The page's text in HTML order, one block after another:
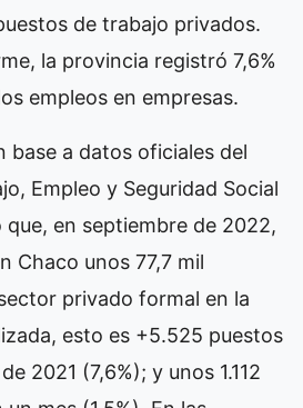
de trabajo privados.
la provincia registró 7,6%
empleos en empresas.
base a datos oficiales del
Empleo y Seguridad Social
que, en septiembre de 2022,
Chaco unos 77,7 mil
privado formal en la
esto es +5.525 puestos
2021 (7,6%); y unos 1.112